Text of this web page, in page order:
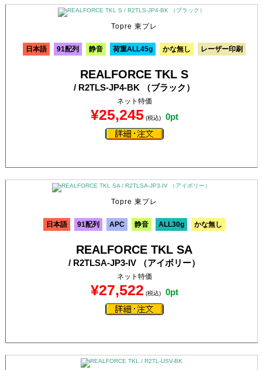
Topre 東プレ
日本語 91配列 静音 荷重ALL45g かな無し レーザー印刷
REALFORCE TKL S
/ R2TLS-JP4-BK （ブラック）
ネット特価
¥25,245 (税込) 0pt
Topre 東プレ
日本語 91配列 APC 静音 ALL30g かな無し
REALFORCE TKL SA
/ R2TLSA-JP3-IV （アイボリー）
ネット特価
¥27,522 (税込) 0pt